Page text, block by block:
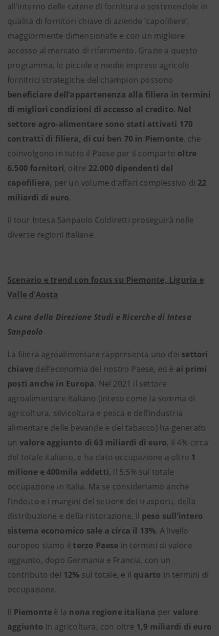
all’interno delle catene di fornitura e sostenendole in
qualità di fornitori chiave di aziende ‘capofiliere’,
maggiormente dimensionate e con un migliore
accesso al mercato di riferimento. Grazie a questo
programma, le piccole e medie imprese agricole
fornitrici strategiche del champion possono
beneficiare dell’appartenenza alla filiera in termini
di migliori condizioni di accesso al credito. Nel
settore agro-alimentare sono stati attivati 170
contratti di filiera, di cui ben 70 in Piemonte, che
coinvolgono in tutto il Paese per il comparto oltre
6.500 fornitori, oltre 22.000 dipendenti del
capofiliera, per un volume d’affari complessivo di 22
miliardi di euro.
Il tour Intesa Sanpaolo Coldiretti proseguirà nelle
diverse regioni italiane.
Scenario e trend con focus su Piemonte, Liguria e
Valle d’Aosta
A cura della Direzione Studi e Ricerche di Intesa
Sanpaolo
La filiera agroalimentare rappresenta uno dei settori
chiave dell’economia del nostro Paese, ed è ai primi
posti anche in Europa. Nel 2021 il settore
agroalimentare italiano (inteso come la somma di
agricoltura, silvicoltura e pesca e dell’industria
alimentare delle bevande e del tabacco) ha generato
un valore aggiunto di 63 miliardi di euro, il 4% circa
del totale italiano, e ha dato occupazione a oltre 1
milione e 400mila addetti, il 5,5% sul totale
occupazione in Italia. Ma se consideriamo anche
l’indotto e i margini del settore dei trasporti, della
distribuzione e della ristorazione, il peso sull’intero
sistema economico sale a circa il 13%. A livello
europeo siamo il terzo Paese in termini di valore
aggiunto, dopo Germania e Francia, con un
contributo del 12% sul totale, e il quarto in termini di
occupazione.
Il Piemonte è la nona regione italiana per valore
aggiunto in agricoltura, con oltre 1,9 miliardi di euro